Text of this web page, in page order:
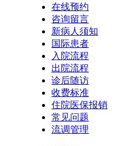
在线预约
咨询留言
新病人须知
国际患者
入院流程
出院流程
诊后随访
收费标准
住院医保报销
常见问题
流调管理